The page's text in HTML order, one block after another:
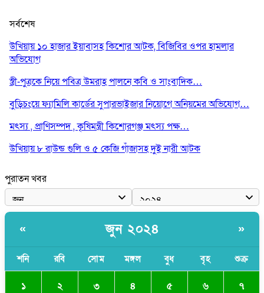
সর্বশেষ
উখিয়ায় ১০ হাজার ইয়াবাসহ কিশোর আটক, বিজিবির ওপর হামলার
অভিযোগ
স্ত্রী-পুত্রকে নিয়ে পবিত্র উমরাহ পালনে কবি ও সাংবাদিক…
বুড়িচংয়ে ফ্যামিলি কার্ডের সুপারভাইজার নিয়োগে অনিয়মের অভিযোগ…
মৎস্য , প্রাণিসম্পদ , কৃষিমন্ত্রী কিশোরগঞ্জ মৎস্য পক্ষ…
উখিয়ায় ৮ রাউন্ড গুলি ও ৫ কেজি গাঁজাসহ দুই নারী আটক
পুরাতন খবর
« জুন ২০২৪ »
শনি রবি সোম মঙ্গল বুধ বৃহ শুক্র
১ ২ ৩ ৪ ৫ ৬ ৭